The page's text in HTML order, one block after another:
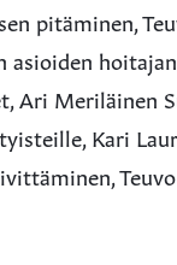
pitäminen,
asioiden
Ari Meriläinen
Kari